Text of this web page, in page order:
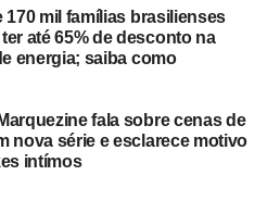
170 mil famílias brasilienses
até 65% de desconto na
energia; saiba como
fala sobre cenas de
nova série e esclarece motivo
intímos